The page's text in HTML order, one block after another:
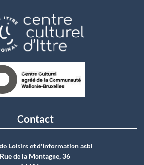
Contact
Loisirs et d'Information asbI
Rue de la Montagne, 36